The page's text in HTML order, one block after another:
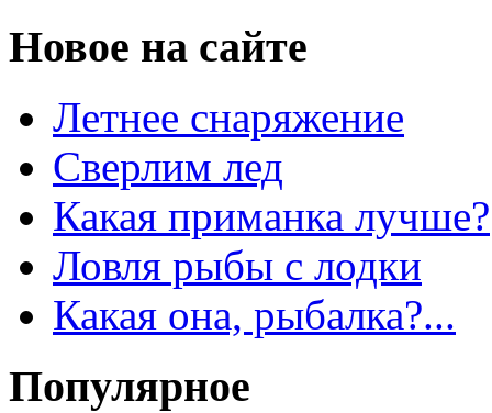
Новое на сайте
Летнее снаряжение
Сверлим лед
Какая приманка лучше?
Ловля рыбы с лодки
Какая она, рыбалка?...
Популярное